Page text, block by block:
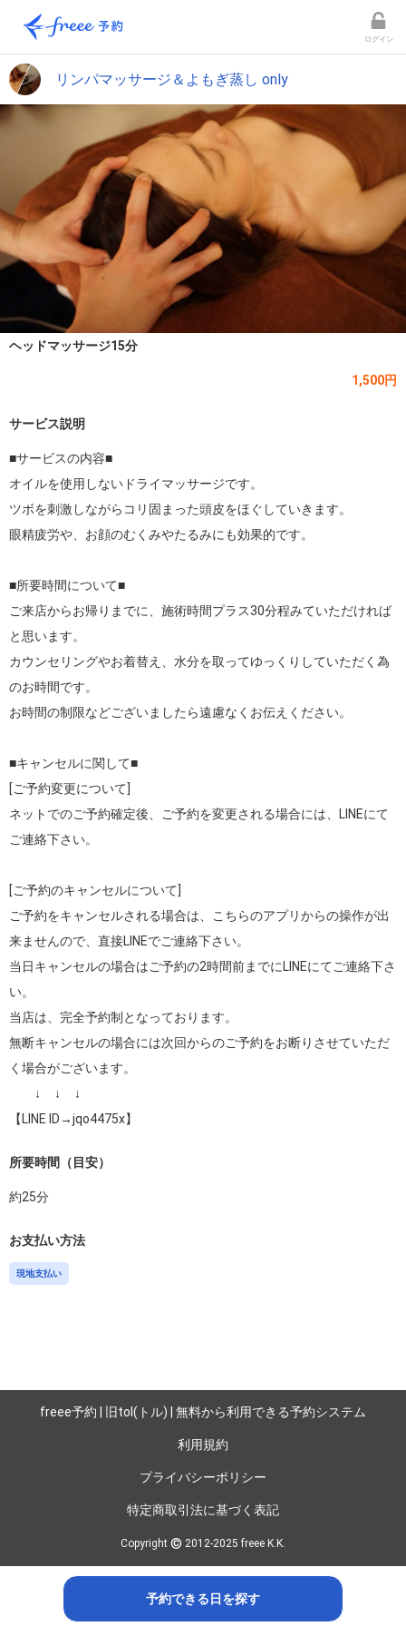
ログイン
リンパマッサージ＆よもぎ蒸し only
ヘッドマッサージ15分
1,500円
サービス説明
■サービスの内容■
オイルを使用しないドライマッサージです。
ツボを刺激しながらコリ固まった頭皮をほぐしていきます。
眼精疲労や、お顔のむくみやたるみにも効果的です。
■所要時間について■
ご来店からお帰りまでに、施術時間プラス30分程みていただければ
と思います。
カウンセリングやお着替え、水分を取ってゆっくりしていただく為
のお時間です。
お時間の制限などございましたら遠慮なくお伝えください。
■キャンセルに関して■
[ご予約変更について]
ネットでのご予約確定後、ご予約を変更される場合には、LINEにて
ご連絡下さい。
[ご予約のキャンセルについて]
ご予約をキャンセルされる場合は、こちらのアプリからの操作が出
来ませんので、直接LINEでご連絡下さい。
当日キャンセルの場合はご予約の2時間前までにLINEにてご連絡下さ
い。
当店は、完全予約制となっております。
無断キャンセルの場合には次回からのご予約をお断りさせていただ
く場合がございます。
↓     ↓     ↓
【LINE ID→jqo4475x】
所要時間（目安）
約25分
お支払い方法
現地支払い
予約できる日を探す
freee予約 | 旧tol(トル) | 無料から利用できる予約システム
利用規約
プライバシーポリシー
特定商取引法に基づく表記
Copyright © 2012-2025 freee K.K.